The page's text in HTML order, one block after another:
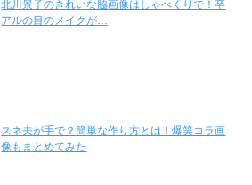
北川景子のきれいな脇画像はしゃべくりで！卒
アルの目のメイクが…
スネ夫が手で？簡単な作り方とは！爆笑コラ画
像もまとめてみた